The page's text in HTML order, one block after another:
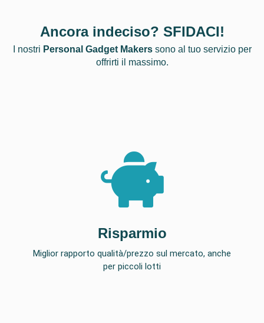
Ancora indeciso? SFIDACI!
I nostri Personal Gadget Makerssono al tuo servizio per
offrirti il massimo.
Risparmio
Miglior rapporto qualità/prezzo sul mercato, anche
per piccoli lotti